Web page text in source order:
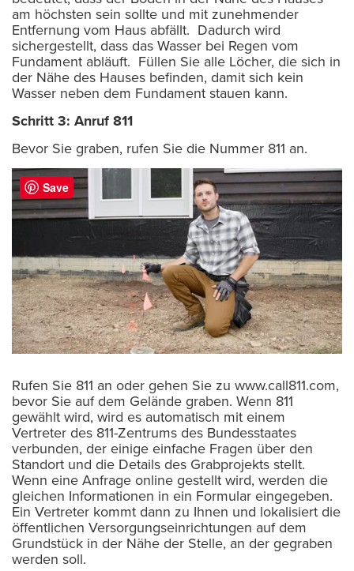
am höchsten sein sollte und mit zunehmender
Entfernung vom Haus abfällt. Dadurch wird
sichergestellt, dass das Wasser bei Regen vom
Fundament abläuft. Füllen Sie alle Löcher, die sich in
der Nähe des Hauses befinden, damit sich kein
Wasser neben dem Fundament stauen kann.
Schritt 3: Anruf 811
Bevor Sie graben, rufen Sie die Nummer 811 an.
Rufen Sie 811 an oder gehen Sie zu www.call811.com,
bevor Sie auf dem Gelände graben. Wenn 811
gewählt wird, wird es automatisch mit einem
Vertreter des 811-Zentrums des Bundesstaates
verbunden, der einige einfache Fragen über den
Standort und die Details des Grabprojekts stellt.
Wenn eine Anfrage online gestellt wird, werden die
gleichen Informationen in ein Formular eingegeben.
Ein Vertreter kommt dann zu Ihnen und lokalisiert die
öffentlichen Versorgungseinrichtungen auf dem
Grundstück in der Nähe der Stelle, an der gegraben
werden soll.
Save